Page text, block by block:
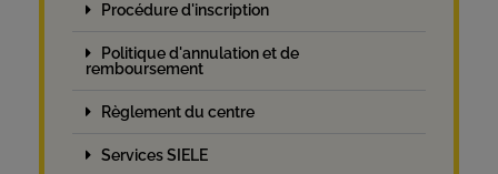
Procédure d'inscription
Politique d'annulation et de
remboursement
Règlement du centre
Services SIELE